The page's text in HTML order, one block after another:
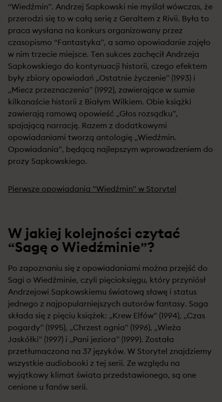
“Wiedźmin”. Andrzej Sapkowski nie myślał wówczas, że
przerodzi się to w całą serię z Geraltem z Rivii. Była to
praca wysłana na konkurs organizowany przez
czasopismo “Fantastyka”, a samo opowiadanie zajęło
w nim trzecie miejsce. Ten sukces zachęcił Andrzeja
Sapkowskiego do kontynuacji historii, czego efektem
były zbiory opowiadań „Ostatnie życzenie” (1993) i
„Miecz przeznaczenia” (1992), zawierające w sumie
kilkanaście historii z Białym Wilkiem. Obie książki
zawierają ramową opowieść „Głos rozsądku”,
spajającą narrację. Razem z dodatkowymi
opowiadaniami tworzą antologię „Wiedźmin.
Opowiadania”, będącą najlepszym wprowadzeniem do
prozy Sapkowskiego.
Pierwsze opowiadania "Wiedźmin" w Storytel
W jakiej kolejności czytać
“Sagę o Wiedźminie”?
Po zapoznaniu się z opowiadaniami można przejść do
Sagi o Wiedźminie, czyli pięcioksięgu, który przyniósł
Andrzejowi Sapkowskiemu światową sławę i status
jednego z najpopularniejszych autorów fantasy. Saga
składa się z pięciu książek: „Krew Elfów” (1994), „Czas
pogardy” (1995), „Chrzest ognia” (1996), „Wieża
Jaskółki” (1997) i „Pani jeziora” (1999). Została
przetłumaczona na 37 języków. W Storytel znajdziemy
wszystkie audiobooki z tej serii. Ze względu na
wyjątkowy klimat świata przedstawionego, są one
cenione u fanów serii.